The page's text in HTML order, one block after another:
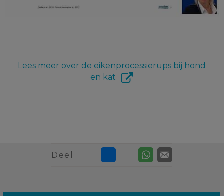
Lees meer over de eikenprocessierups bij hond
en kat
Deel